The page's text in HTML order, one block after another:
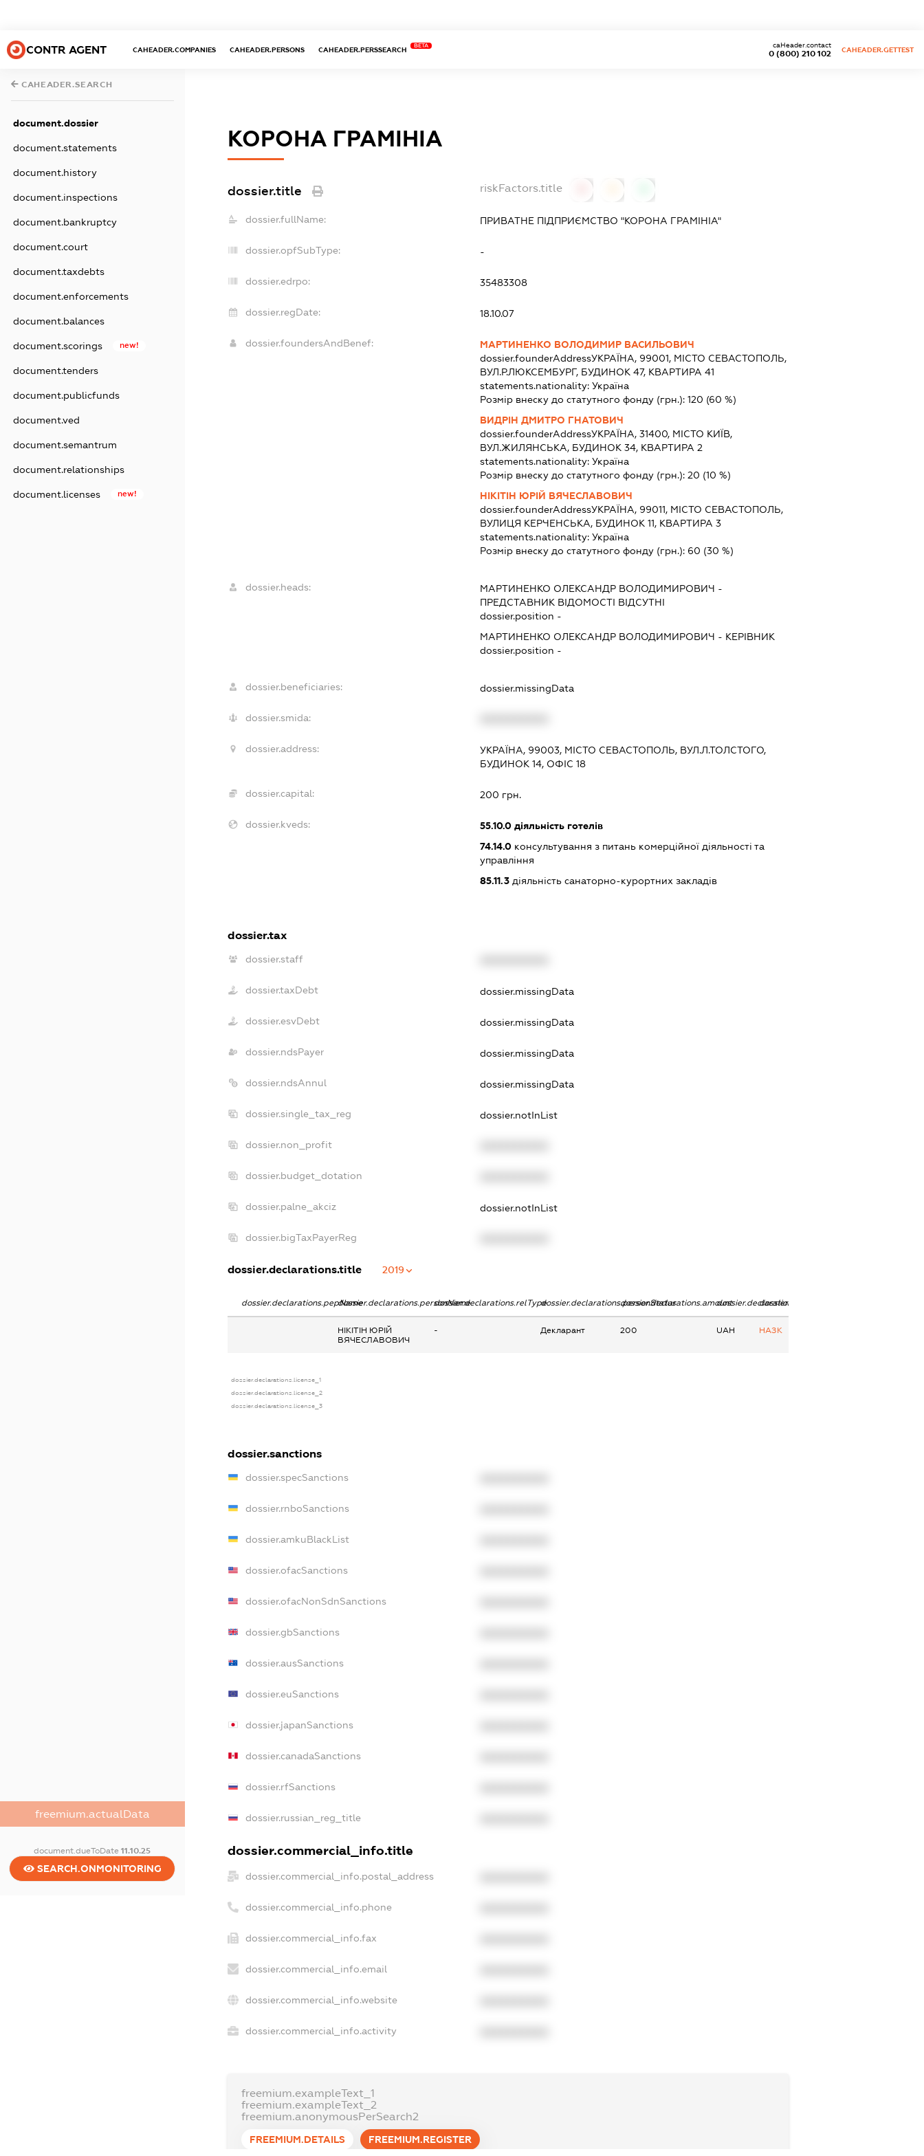
CONTR AGENT CAHEADER.COMPANIES CAHEADER.PERSONS CAHEADER.PERSSEARCH
BETA
0 (800) 210 102
caHeader.contact
CAHEADER.GETTEST
CAHEADER.SEARCH
document.dossier
document.statements
document.history
document.inspections
document.bankruptcy
document.court
document.taxdebts
document.enforcements
document.balances
document.scorings new!
document.tenders
document.publicfunds
document.ved
document.semantrum
document.relationships
document.licenses new!
freemium.actualData
document.dueToDate11.10.25
SEARCH.ONMONITORING
КОРОНА ГРАМІНІА
dossier.title riskFactors.title
dossier.fullName: ПРИВАТНЕ ПІДПРИЄМСТВО "КОРОНА ГРАМІНІА"
dossier.opfSubType: -
dossier.edrpo: 35483308
dossier.regDate: 18.10.07
dossier.foundersAndBenef:
МАРТИНЕНКО ВОЛОДИМИР ВАСИЛЬОВИЧ
dossier.founderAddressУКРАЇНА, 99001, МІСТО СЕВАСТОПОЛЬ,
ВУЛ.Р.ЛЮКСЕМБУРГ, БУДИНОК 47, КВАРТИРА 41
statements.nationality:Україна
Розмір внеску до статутного фонду (грн.):120 (60 %)
ВИДРІН ДМИТРО ГНАТОВИЧ
dossier.founderAddressУКРАЇНА, 31400, МІСТО КИЇВ,
ВУЛ.ЖИЛЯНСЬКА, БУДИНОК 34, КВАРТИРА 2
statements.nationality:Україна
Розмір внеску до статутного фонду (грн.):20 (10 %)
НІКІТІН ЮРІЙ ВЯЧЕСЛАВОВИЧ
dossier.founderAddressУКРАЇНА, 99011, МІСТО СЕВАСТОПОЛЬ,
ВУЛИЦЯ КЕРЧЕНСЬКА, БУДИНОК 11, КВАРТИРА 3
statements.nationality:Україна
Розмір внеску до статутного фонду (грн.): 60 (30 %)
dossier.heads: МАРТИНЕНКО ОЛЕКСАНДР ВОЛОДИМИРОВИЧ -
ПРЕДСТАВНИК ВІДОМОСТІ ВІДСУТНІ
dossier.position -
МАРТИНЕНКО ОЛЕКСАНДР ВОЛОДИМИРОВИЧ - КЕРІВНИК
dossier.position -
dossier.beneficiaries: dossier.missingData
dossier.smida:
dossier.address:
УКРАЇНА, 99003, МІСТО СЕВАСТОПОЛЬ, ВУЛ.Л.ТОЛСТОГО,
БУДИНОК 14, ОФІС 18
dossier.capital: 200 грн.
dossier.kveds: 55.10.0 діяльність готелів
74.14.0 консультування з питань комерційної діяльності та
управління
85.11.3 діяльність санаторно-курортних закладів
dossier.tax
dossier.staff
dossier.taxDebt dossier.missingData
dossier.esvDebt dossier.missingData
dossier.ndsPayer dossier.missingData
dossier.ndsAnnul dossier.missingData
dossier.single_tax_reg dossier.notInList
dossier.non_profit
dossier.budget_dotation
dossier.palne_akciz dossier.notInList
dossier.bigTaxPayerReg
dossier.declarations.title 2019
dossier.declarations.pepNamedossier.declarations.personNamedossier.declarations.relTypedossier.declarations.personStatusdossier.declarations.amountdossier.declarations.currency
dossier.declarations.source
НІКІТІН ЮРІЙ
ВЯЧЕСЛАВОВИЧ
- Декларант 200 UAH НАЗК
dossier.declarations.license_1
dossier.declarations.license_2
dossier.declarations.license_3
dossier.sanctions
dossier.specSanctions
dossier.rnboSanctions
dossier.amkuBlackList
dossier.ofacSanctions
dossier.ofacNonSdnSanctions
dossier.gbSanctions
dossier.ausSanctions
dossier.euSanctions
dossier.japanSanctions
dossier.canadaSanctions
dossier.rfSanctions
dossier.russian_reg_title
dossier.commercial_info.title
dossier.commercial_info.postal_address
dossier.commercial_info.phone
dossier.commercial_info.fax
dossier.commercial_info.email
dossier.commercial_info.website
dossier.commercial_info.activity
freemium.exampleText_1
freemium.exampleText_2
freemium.anonymousPerSearch2
FREEMIUM.DETAILS FREEMIUM.REGISTER